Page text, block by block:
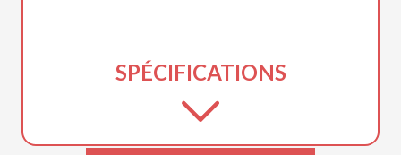
SPÉCIFICATIONS